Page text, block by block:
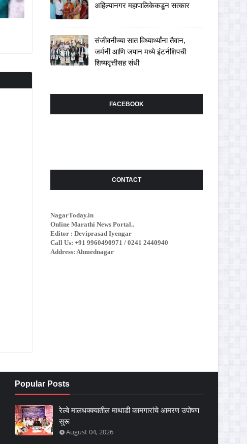
अहिल्यानगर महापालिकेकडून सत्कार
संजीवनीच्या सात विध्यार्थ्यांना तैवान,
जर्मनी आणि जपान मध्ये इंटर्नशिपची
शिष्यवृत्तीसह संधी
FACEBOOK
CONTACT
NagarToday.in
Online Marathi News Portal..
Editor : Deviprasad Iyengar
Call Us: +91 9960490971 / 0241 2440940
Address: Ahmednagar
Popular Posts
रेल्वे मालधक्क्यातील माथाडी कामगारांचे आमरण उपोषण
सुरू
August 04, 2026